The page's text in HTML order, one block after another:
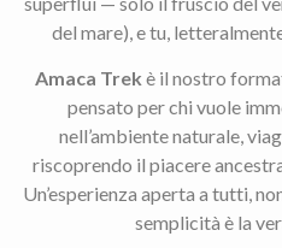
del mare), e tu,
Amaca Trek è il nostro
pensato per chi vuole
nell’ambiente naturale,
riscoprendo il piacere
Un’esperienza aperta a tutti,
semplicità è la